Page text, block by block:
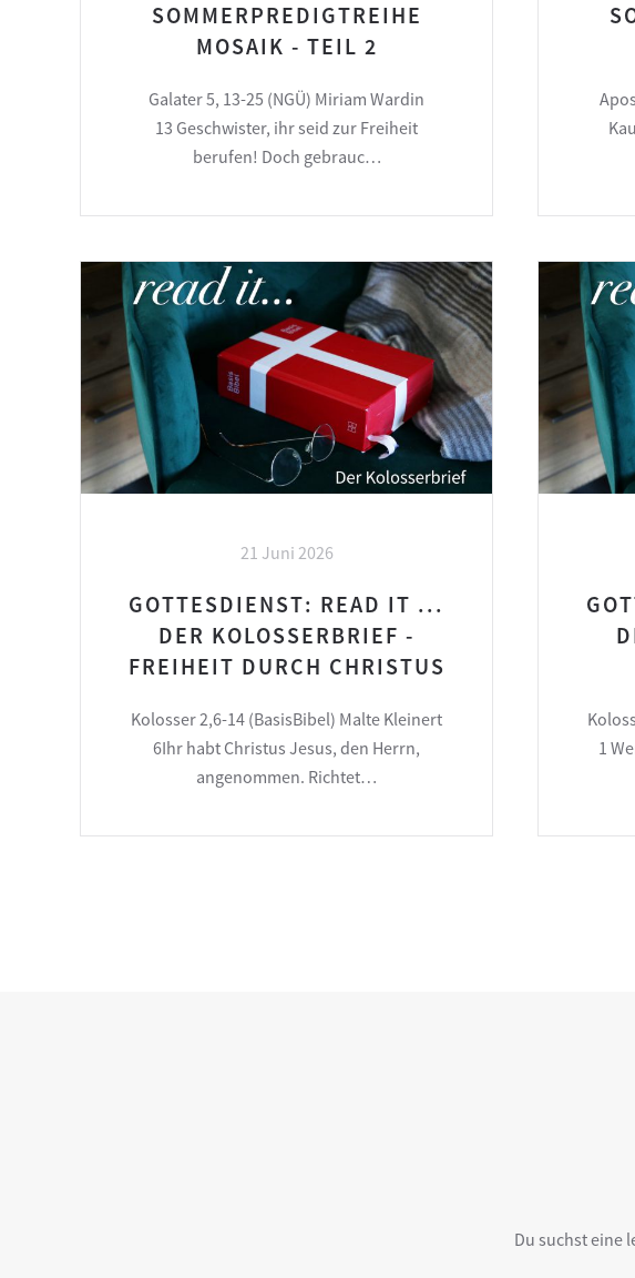
SOMMERPREDIGTREIHE
MOSAIK - TEIL 2
Galater 5, 13-25 (NGÜ) Miriam Wardin
13 Geschwister, ihr seid zur Freiheit
berufen! Doch gebrauc…
21 Juni 2026
GOTTESDIENST: READ IT ...
DER KOLOSSERBRIEF -
FREIHEIT DURCH CHRISTUS
Kolosser 2,6-14 (BasisBibel) Malte Kleinert
6Ihr habt Christus Jesus, den Herrn,
angenommen. Richtet…
1
Du suchst eine